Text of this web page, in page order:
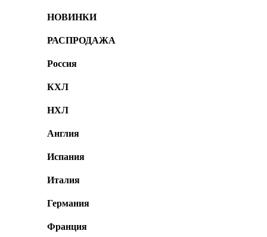
НОВИНКИ
РАСПРОДАЖА
Россия
КХЛ
НХЛ
Англия
Испания
Италия
Германия
Франция